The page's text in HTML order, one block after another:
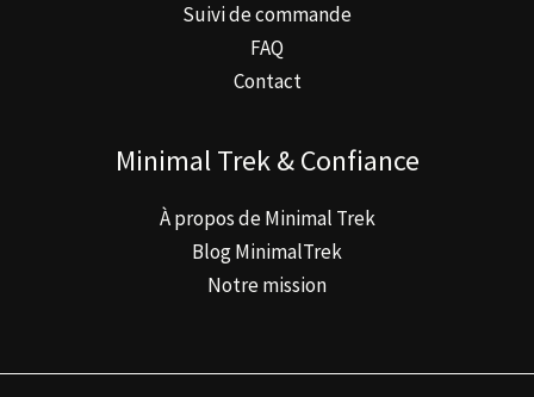
Suivi de commande
FAQ
Contact
Minimal Trek & Confiance
À propos de Minimal Trek
Blog MinimalTrek
Notre mission